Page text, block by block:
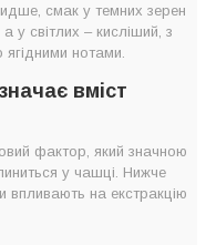
смак у темних зерен
а у світлих – кисліший, з
нотами.
вміст
фактор, який значною
у чашці. Нижче
впливають на екстракцію